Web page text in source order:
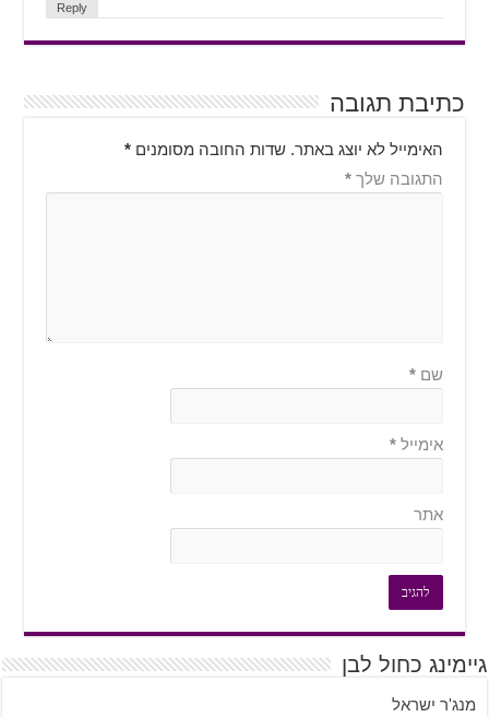
Reply
כתיבת תגובה
האימייל לא יוצג באתר. שדות החובה מסומנים*
התגובה שלך*
שם*
אימייל*
אתר
כחול לבן
ישראל